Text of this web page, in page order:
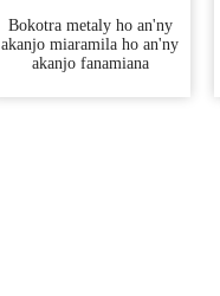
Bokotra metaly ho an'ny
akanjo miaramila ho an'ny
akanjo fanamiana